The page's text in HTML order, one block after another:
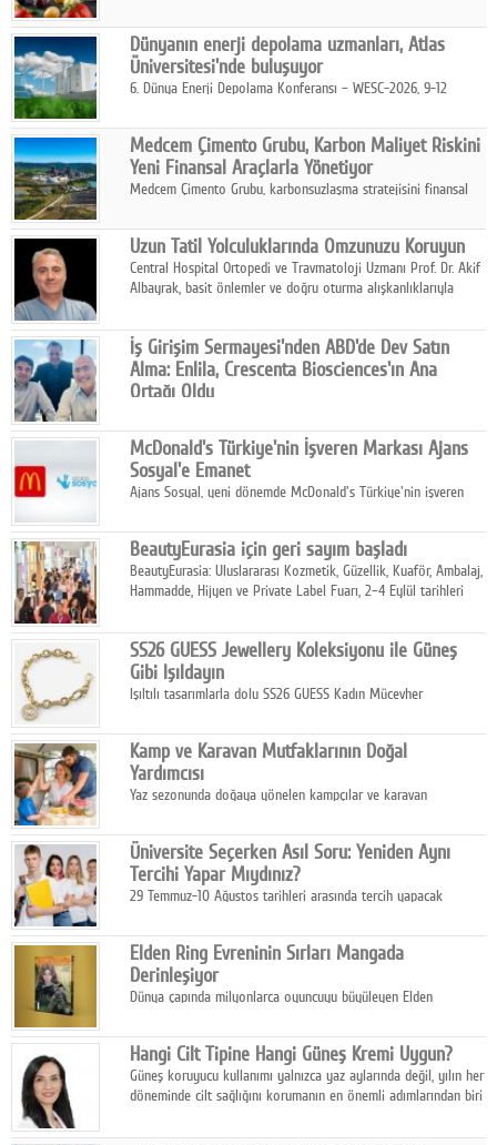
pratik, güvenilir ve lezzetli bir alternatif sunuyor.
Dünyanın enerji depolama uzmanları, Atlas
Üniversitesi'nde buluşuyor
6. Dünya Enerji Depolama Konferansı – WESC-2026, 9-12
sahipliğinde gerçekleştirilecek.
Medcem Çimento Grubu, Karbon Maliyet Riskini
Yeni Finansal Araçlarla Yönetiyor
Medcem Çimento Grubu, karbonsuzlaşma stratejisini finansal
Uzun Tatil Yolculuklarında Omzunuzu Koruyun
Central Hospital Ortopedi ve Travmatoloji Uzmanı Prof. Dr. Akif
Albayrak, basit önlemler ve doğru oturma alışkanlıklarıyla
İş Girişim Sermayesi'nden ABD'de Dev Satın
Alma: Enlila, Crescenta Biosciences'ın Ana
Ortağı Oldu
stratejisini uluslararası ölçeğe taşıyan satın alma hamlesini
tamamladı.
McDonald's Türkiye'nin İşveren Markası Ajans
Sosyal'e Emanet
Ajans Sosyal, yeni dönemde McDonald's Türkiye'nin işveren
BeautyEurasia için geri sayım başladı
BeautyEurasia: Uluslararası Kozmetik, Güzellik, Kuaför, Ambalaj,
Hammadde, Hijyen ve Private Label Fuarı, 2–4 Eylül tarihleri
SS26 GUESS Jewellery Koleksiyonu ile Güneş
Gibi Işıldayın
Işıltılı tasarımlarla dolu SS26 GUESS Kadın Mücevher
dokunuşunu taşıyor.
Kamp ve Karavan Mutfaklarının Doğal
Yardımcısı
Yaz sezonunda doğaya yönelen kampçılar ve karavan
temizlik sağlayan, çevreye duyarlı bitkisel içerikli ürünleri tercih
ediyor.
Üniversite Seçerken Asıl Soru: Yeniden Aynı
Tercihi Yapar Mıydınız?
29 Temmuz-10 Ağustos tarihleri arasında tercih yapacak
Elden Ring Evreninin Sırları Mangada
Derinleşiyor
Dünya çapında milyonlarca oyuncuyu büyüleyen Elden
aksiyonu ve karanlık fantastik atmosferi bir araya getirmeyi
sürdürüyor.
Hangi Cilt Tipine Hangi Güneş Kremi Uygun?
Güneş koruyucu kullanımı yalnızca yaz aylarında değil, yılın her
döneminde cilt sağlığını korumanın en önemli adımlarından biri